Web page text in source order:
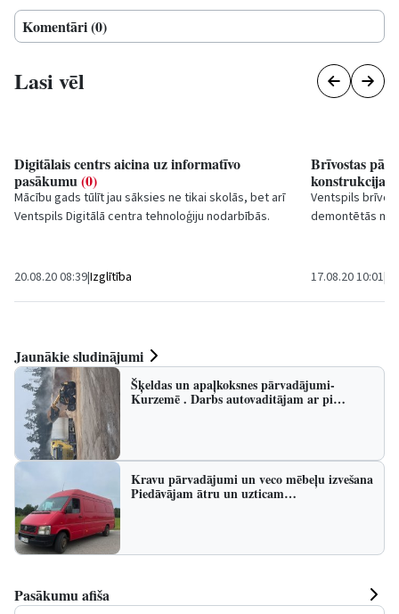
Komentāri (0)
Lasi vēl
Digitālais centrs aicina uz informatīvo
pasākumu(0)
Mācību gads tūlīt jau sāksies ne tikai skolās, bet arī
Ventspils Digitālā centra tehnoloģiju nodarbībās.
20.08.20 08:39|Izglītība
Brīvostas
konstrukcijas
Ventspils
demontētās
17.08.20 10:01|
Jaunākie sludinājumi
Šķeldas un apaļkoksnes pārvadājumi-
Kurzemē . Darbs autovaditājam ar pi…
Kravu pārvadājumi un veco mēbeļu izvešana
Piedāvājam ātru un uzticam…
Pasākumu afiša